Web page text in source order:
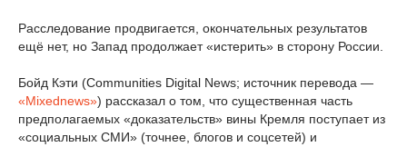
Расследование продвигается, окончательных результатов
ещё нет, но Запад продолжает «истерить» в сторону России.
Бойд Кэти (Communities Digital News; источник перевода —
«Mixednews») рассказал о том, что существенная часть
предполагаемых «доказательств» вины Кремля поступает из
«социальных СМИ» (точнее, блогов и соцсетей) и